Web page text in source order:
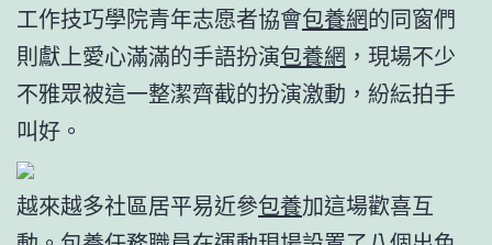
工作技巧學院青年志愿者協會包養網的同窗們
則獻上愛心滿滿的手語扮演包養網 ，現場不少
不雅眾被這一整潔齊截的扮演激動，紛紜拍手
叫好。
越來越多社區居平易近參包養加這場歡喜互